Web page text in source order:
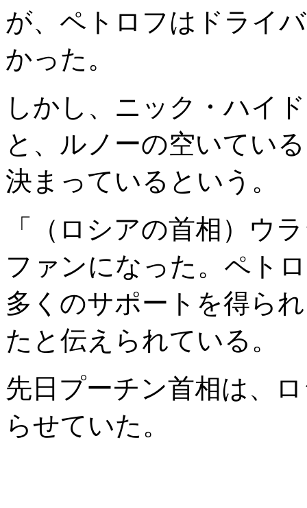
が、ペトロフはドライ
かった。
しかし、ニック・ハイ
と、ルノーの空いてい
決まっているという。
「（ロシアの首相）ウ
ファンになった。ペト
多くのサポートを得ら
たと伝えられている。
先日プーチン首相は、
らせていた。